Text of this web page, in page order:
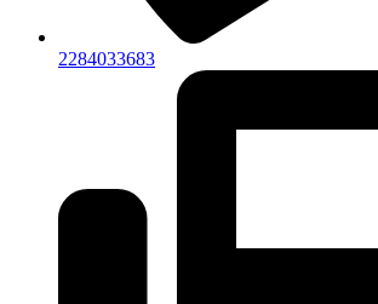
2284033683